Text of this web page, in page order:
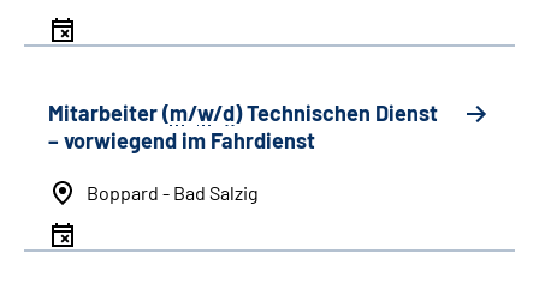
Mitarbeiter (m/w/d) Technischen Dienst
– vorwiegend im Fahrdienst
Boppard - Bad Salzig